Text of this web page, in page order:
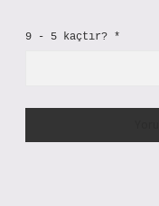
9 - 5 kaçtır? *